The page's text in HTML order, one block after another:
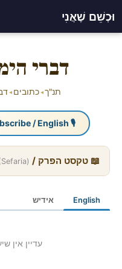
וּכְשֵׁם שֶׁאֲנִי
דברי
תנ"ך◂כתובים ◂
🎙 Subscribe / English
📖 טקסט הפרק / Chapter Text
English אידיש
עדיין אין